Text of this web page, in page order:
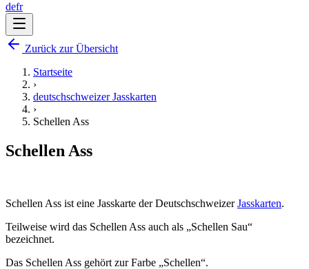
defr
Zurück zur Übersicht
Startseite
›
deutschschweizer Jasskarten
›
Schellen Ass
Schellen Ass
Schellen Ass ist eine Jasskarte der DeutschschweizerJasskarten.
Teilweise wird das Schellen Ass auch als „Schellen Sau“
bezeichnet.
Das Schellen Ass gehört zur Farbe „Schellen“.